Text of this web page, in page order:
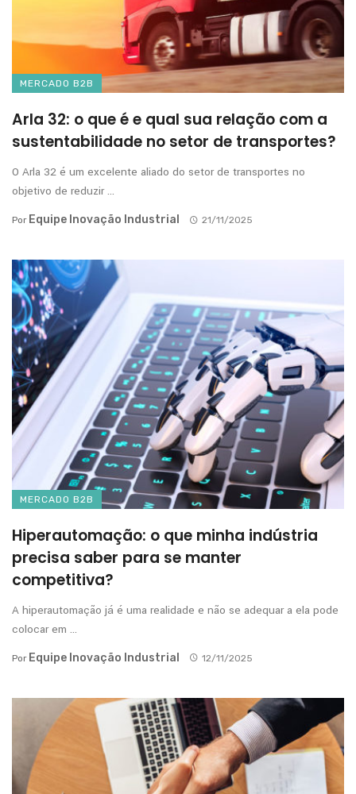
MERCADO B2B
Arla 32: o que é e qual sua relação com a
sustentabilidade no setor de transportes?
O Arla 32 é um excelente aliado do setor de transportes no
objetivo de reduzir ...
Por Equipe Inovação Industrial 21/11/2025
MERCADO B2B
Hiperautomação: o que minha indústria
precisa saber para se manter
competitiva?
A hiperautomação já é uma realidade e não se adequar a ela pode
colocar em ...
Por Equipe Inovação Industrial 12/11/2025